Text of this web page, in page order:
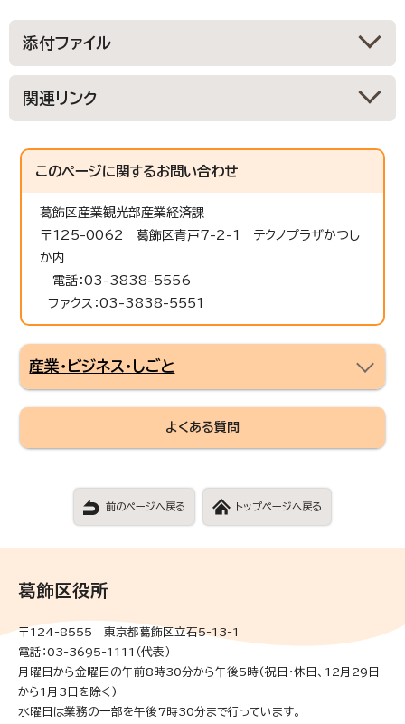
添付ファイル
関連リンク
このページに関するお問い合わせ
葛飾区産業観光部産業経済課
〒125-0062 葛飾区青戸7-2-1 テクノプラザかつし
か内
電話：03-3838-5556
ファクス：03-3838-5551
産業・ビジネス・しごと
よくある質問
前のページへ戻る トップページへ戻る
葛飾区役所
〒124-8555 東京都葛飾区立石5-13-1
電話：03-3695-1111（代表）
月曜日から金曜日の午前8時30分から午後5時(祝日・休日、12月29日
から1月3日を除く)
水曜日は業務の一部を午後7時30分まで行っています。